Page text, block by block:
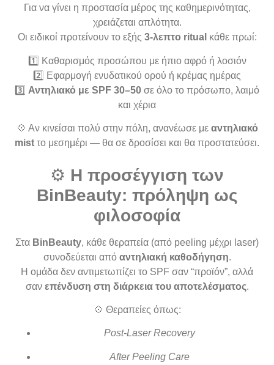
Για να γίνει η προστασία μέρος της καθημερινότητας,
χρειάζεται απλότητα.
Οι ειδικοί προτείνουν το εξής 3-λεπτο ritual κάθε πρωί:
1️⃣ Καθαρισμός προσώπου με ήπιο αφρό ή λοσιόν
2️⃣ Εφαρμογή ενυδατικού ορού ή κρέμας ημέρας
3️⃣ Αντηλιακό με SPF 30–50 σε όλο το πρόσωπο, λαιμό
και χέρια
💠 Αν κινείσαι πολύ στην πόλη, ανανέωσε με αντηλιακό
mist το μεσημέρι — θα σε δροσίσει και θα προστατεύσει.
⚙️ Η προσέγγιση των
BinBeauty: πρόληψη ως
φιλοσοφία
Στα BinBeauty, κάθε θεραπεία (από peeling μέχρι laser)
συνοδεύεται από αντηλιακή καθοδήγηση.
Η ομάδα δεν αντιμετωπίζει το SPF σαν “προϊόν”, αλλά
σαν επένδυση στη διάρκεια του αποτελέσματος.
💠 Θεραπείες όπως:
Post-Laser Recovery
After Peeling Care